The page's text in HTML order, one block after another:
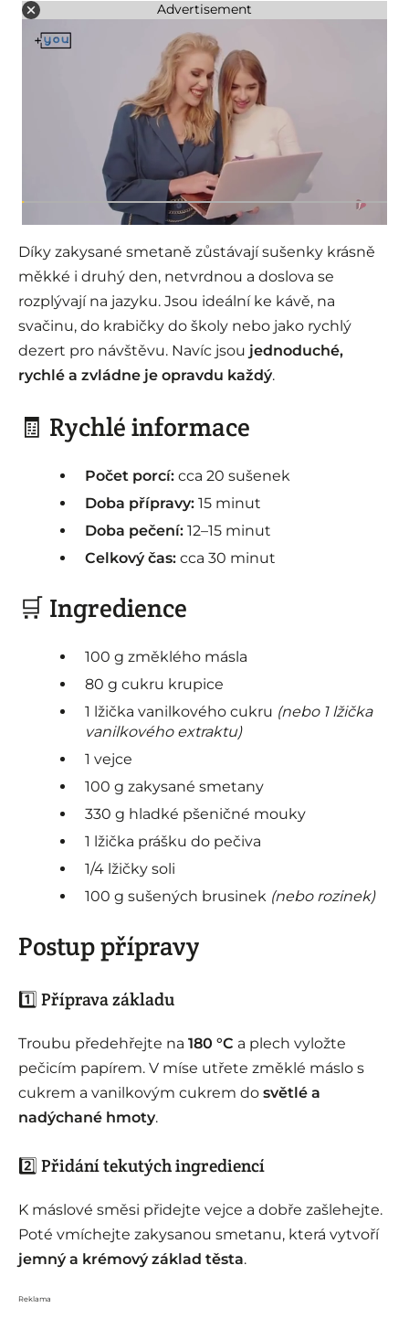
Advertisement
Díky zakysané smetaně zůstávají sušenky krásně
měkké i druhý den, netvrdnou a doslova se
rozplývají na jazyku. Jsou ideální ke kávě, na
svačinu, do krabičky do školy nebo jako rychlý
dezert pro návštěvu. Navíc jsou jednoduché,
rychlé a zvládne je opravdu každý.
🧾 Rychlé informace
Počet porcí: cca 20 sušenek
Doba přípravy: 15 minut
Doba pečení: 12–15 minut
Celkový čas: cca 30 minut
🛒 Ingredience
100 g změklého másla
80 g cukru krupice
1 lžička vanilkového cukru (nebo 1 lžička
vanilkového extraktu)
1 vejce
100 g zakysané smetany
330 g hladké pšeničné mouky
1 lžička prášku do pečiva
1/4 lžičky soli
100 g sušených brusinek (nebo rozinek)
Postup přípravy
1️⃣ Příprava základu
Troubu předehřejte na 180 °C a plech vyložte
pečicím papírem. V míse utřete změklé máslo s
cukrem a vanilkovým cukrem do světlé a
nadýchané hmoty.
2️⃣ Přidání tekutých ingrediencí
K máslové směsi přidejte vejce a dobře zašlehejte.
Poté vmíchejte zakysanou smetanu, která vytvoří
jemný a krémový základ těsta.
Reklama